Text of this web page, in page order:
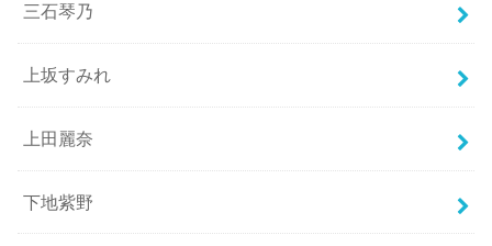
三石琴乃
上坂すみれ
上田麗奈
下地紫野